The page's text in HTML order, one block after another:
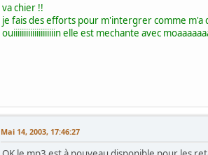
va chier !!
je fais des efforts pour m'intergrer comme m'a
ouiiiiiiiiiiiiiiiiiiiin elle est mechante avec
Mai 14, 2003, 17:46:27